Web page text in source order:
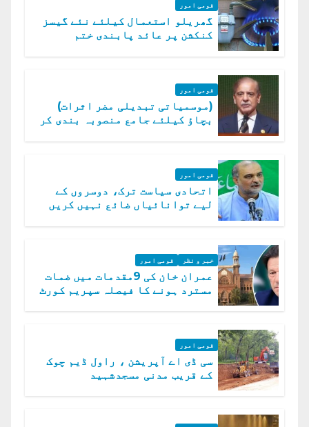
قومی امور
گھریلو استعمال کیلئے نئے گیسز
کنکشن پر عائد پابندی ختم
قومی امور
(موسمیاتی تبدیلی مضر اثرات)
بچاؤ کیلئے جامع منصوبہ بندی کر
قومی امور
اتحادی سیاست ترک، دوسروں کے
لیے توانائیاں ضائع نہیں کریں
خبر و نظر قومی امور
عمران خان کی 9مقدمات میں ضمات
مسترد ہونے کا فیصلہ سپریم کورٹ
قومی امور
سی ڈی اے آپریشن ، راول ڈیم چوک
کے قریب مدنی مسجدشہید